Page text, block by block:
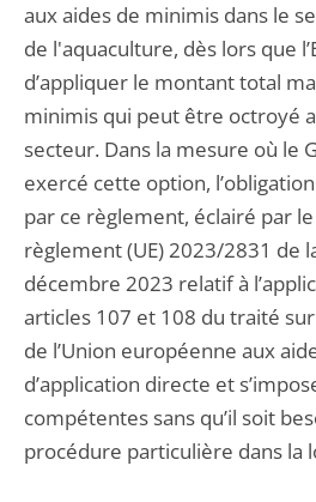
aux aides de minimis dans le
de l'aquaculture, dès lors que
d’appliquer le montant total
minimis qui peut être octroyé
secteur. Dans la mesure où le
exercé cette option,
par ce règlement, éclairé par le
règlement (UE) 2023/2831 de
décembre 2023 relatif à
articles 107 et 108 du traité
de l’Union européenne aux
d’application directe et
compétentes sans qu’il soit
procédure particulière dans la